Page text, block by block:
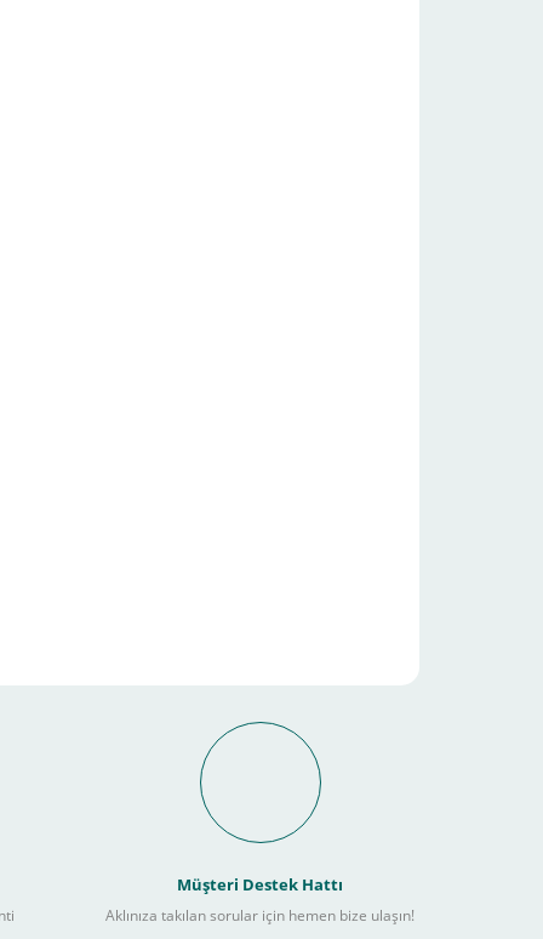
İmkanı Nasıl
Müşteri Destek Hattı
Aklınıza takılan sorular için hemen bize ulaşın!